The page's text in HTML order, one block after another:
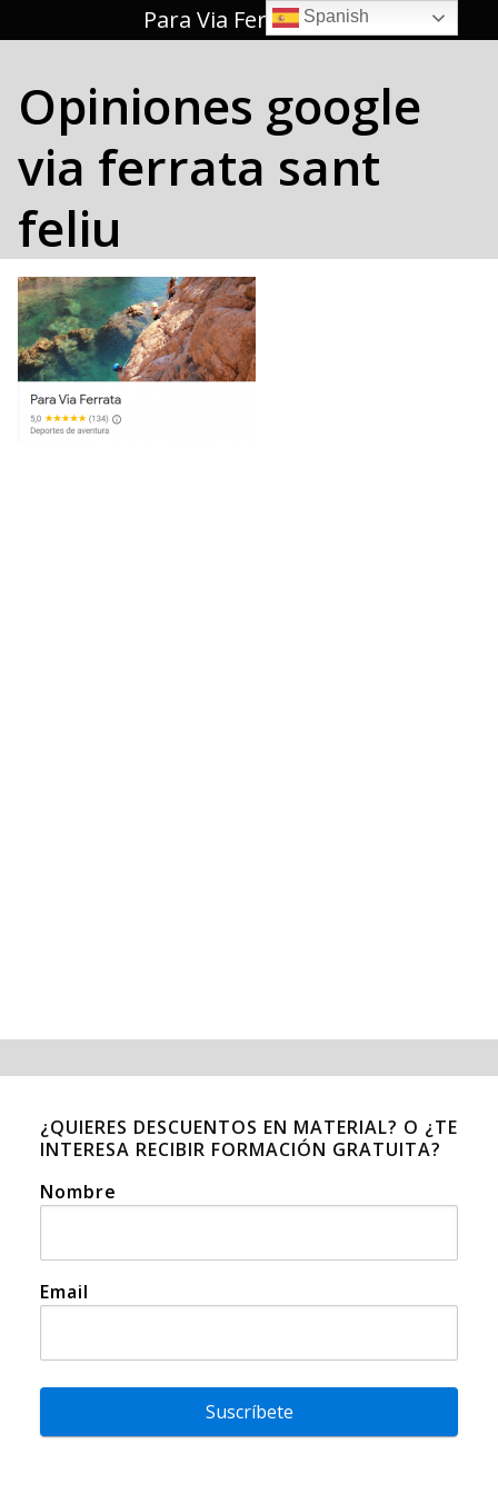
al
Para Via Ferrata 🥇
Opiniones google
via ferrata sant
feliu
¿QUIERES DESCUENTOS EN MATERIAL? O ¿TE
INTERESA RECIBIR FORMACIÓN GRATUITA?
Nombre
Email
Suscríbete
Spanish